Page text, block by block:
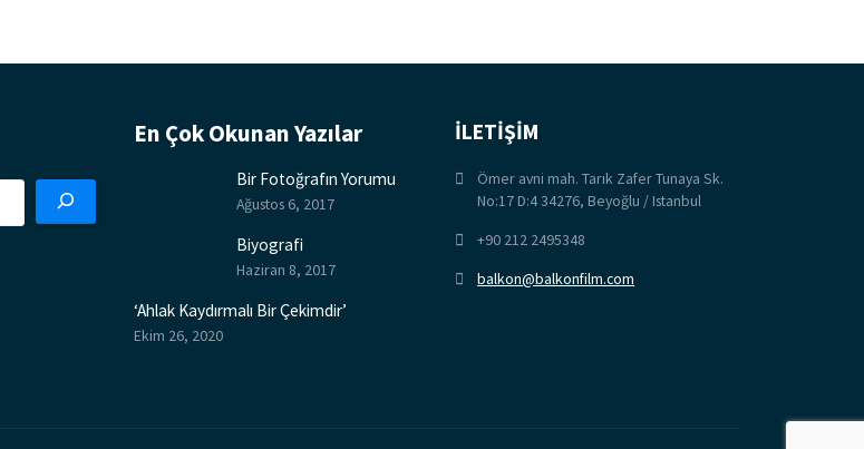
En Çok Okunan Yazılar
Bir Fotoğrafın Yorumu
Ağustos 6, 2017
Biyografi
Haziran 8, 2017
‘Ahlak Kaydırmalı Bir Çekimdir’
Ekim 26, 2020
İLETİŞİM
Ömer avni mah. Tarık Zafer Tunaya Sk.
No:17 D:4 34276, Beyoğlu / Istanbul
+90 212 2495348
balkon@balkonfilm.com